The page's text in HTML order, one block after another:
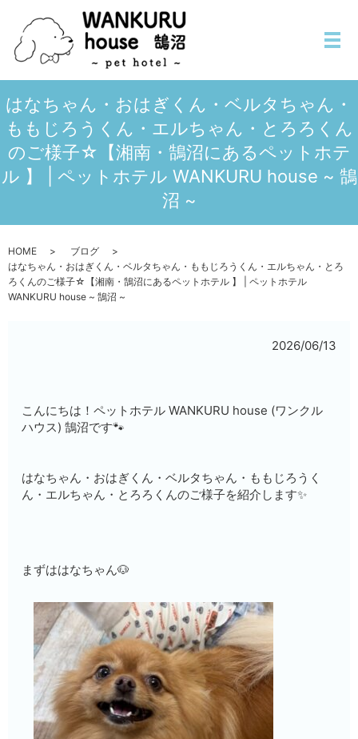
メ
はなちゃん・おはぎくん・ベルタちゃん・
ももじろうくん・エルちゃん・とろろくん
のご様子☆【湘南・鵠沼にあるペットホテ
ル 】 | ペットホテル WANKURU house ~ 鵠
沼 ~
HOME
ブログ
はなちゃん・おはぎくん・ベルタちゃん・ももじろうくん・エルちゃん・とろ
ろくんのご様子☆【湘南・鵠沼にあるペットホテル 】 | ペットホテル
WANKURU house ~ 鵠沼 ~
2026/06/13
こんにちは！ペットホテル WANKURU house (ワンクル
ハウス) 鵠沼です🐾
はなちゃん・おはぎくん・ベルタちゃん・ももじろうく
ん・エルちゃん・とろろくんのご様子を紹介します✨
まずははなちゃん🐶